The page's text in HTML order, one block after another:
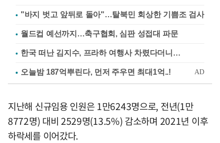
"바지 벗고 앞뒤로 돌아"…탈북민 회상한 기쁨조 검사
월드컵 예선까지…축구협회, 심판 성접대 파문
한국 떠난 김지수, 프라하 여행사 차렸다더니…
지난해 신규임용 인원은 1만6243명으로, 전년(1만
8772명) 대비 2529명(13.5%) 감소하며 2021년 이후
하락세를 이어갔다.